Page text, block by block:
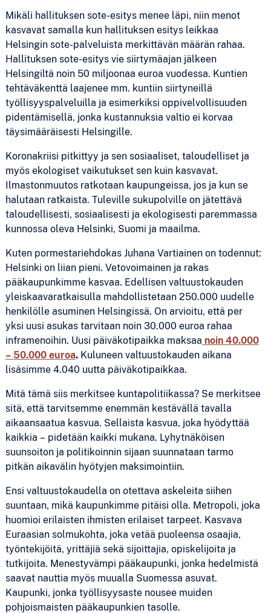
Mikäli hallituksen sote-esitys menee läpi, niin menot
kasvavat samalla kun hallituksen esitys leikkaa
Helsingin sote-palveluista merkittävän määrän rahaa.
Hallituksen sote-esitys vie siirtymäajan jälkeen
Helsingiltä noin 50 miljoonaa euroa vuodessa. Kuntien
tehtäväkenttä laajenee mm. kuntiin siirtyneillä
työllisyyspalveluilla ja esimerkiksi oppivelvollisuuden
pidentämisellä, jonka kustannuksia valtio ei korvaa
täysimääräisesti Helsingille.
Koronakriisi pitkittyy ja sen sosiaaliset, taloudelliset ja
myös ekologiset vaikutukset sen kuin kasvavat.
Ilmastonmuutos ratkotaan kaupungeissa, jos ja kun se
halutaan ratkaista. Tuleville sukupolville on jätettävä
taloudellisesti, sosiaalisesti ja ekologisesti paremmassa
kunnossa oleva Helsinki, Suomi ja maailma.
Kuten pormestariehdokas Juhana Vartiainen on todennut:
Helsinki on liian pieni. Vetovoimainen ja rakas
pääkaupunkimme kasvaa. Edellisen valtuustokauden
yleiskaavaratkaisulla mahdollistetaan 250.000 uudelle
henkilölle asuminen Helsingissä. On arvioitu, että per
yksi uusi asukas tarvitaan noin 30.000 euroa rahaa
inframenoihin. Uusi päiväkotipaikka maksaa noin 40.000
– 50.000 euroa.Kuluneen valtuustokauden aikana
lisäsimme 4.040 uutta päiväkotipaikkaa.
Mitä tämä siis merkitsee kuntapolitiikassa? Se merkitsee
sitä, että tarvitsemme enemmän kestävällä tavalla
aikaansaatua kasvua. Sellaista kasvua, joka hyödyttää
kaikkia – pidetään kaikki mukana. Lyhytnäköisen
suunsoiton ja politikoinnin sijaan suunnataan tarmo
pitkän aikavälin hyötyjen maksimointiin.
Ensi valtuustokaudella on otettava askeleita siihen
suuntaan, mikä kaupunkimme pitäisi olla. Metropoli, joka
huomioi erilaisten ihmisten erilaiset tarpeet. Kasvava
Euraasian solmukohta, joka vetää puoleensa osaajia,
työntekijöitä, yrittäjiä sekä sijoittajia, opiskelijoita ja
tutkijoita. Menestyvämpi pääkaupunki, jonka hedelmistä
saavat nauttia myös muualla Suomessa asuvat.
Kaupunki, jonka työllisyysaste nousee muiden
pohjoismaisten pääkaupunkien tasolle.